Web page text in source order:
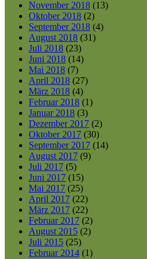
November 2018 (13)
Oktober 2018 (2)
September 2018 (4)
August 2018 (31)
Juli 2018 (23)
Juni 2018 (14)
Mai 2018 (7)
April 2018 (27)
März 2018 (4)
Februar 2018 (1)
Januar 2018 (3)
Dezember 2017 (2)
Oktober 2017 (30)
September 2017 (14)
August 2017 (9)
Juli 2017 (5)
Juni 2017 (15)
Mai 2017 (25)
April 2017 (22)
März 2017 (22)
Februar 2017 (2)
August 2015 (2)
Juli 2015 (25)
Februar 2014 (1)